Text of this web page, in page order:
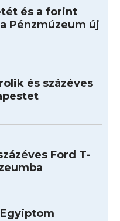
és a forint
Pénzmúzeum új
és százéves
Ford T-